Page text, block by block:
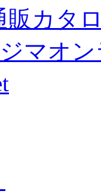
販カタ
マオ